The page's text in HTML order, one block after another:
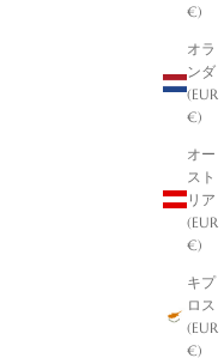
€)
オラ
ンダ
(EUR
€)
オー
スト
リア
(EUR
€)
キプ
ロス
(EUR
€)